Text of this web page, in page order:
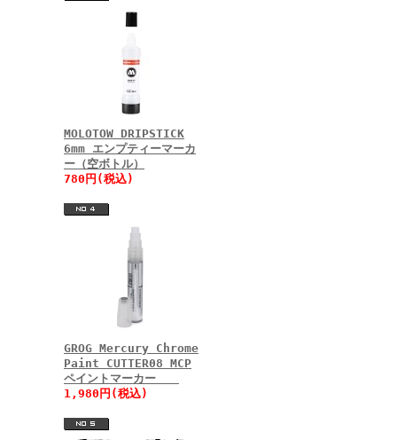
MOLOTOW DRIPSTICK
6mm エンプティーマーカ
ー（空ボトル）
780円(税込)
GROG Mercury Chrome
Paint CUTTER08 MCP
ペイントマーカー
1,980円(税込)